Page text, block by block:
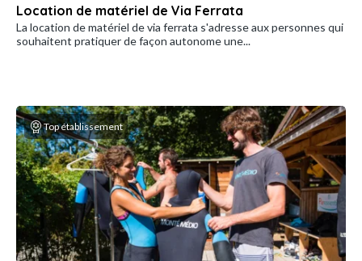
Location de matériel de Via Ferrata
La location de matériel de via ferrata s'adresse aux personnes qui
souhaitent pratiquer de façon autonome une...
Top établissement